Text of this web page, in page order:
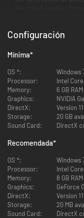
・ Set de creación de
・ Set de creación de
Configuración
Mínima*
OS *:
Windows
Processor:
Intel
Memory:
6 GB RAM
Graphics:
NVIDIA
DirectX:
Version 11
Storage:
20 GB
Sound Card:
DirectX
Recomendada*
OS *:
Windows
Processor:
Intel
Memory:
8 GB RAM
Graphics:
GeForce
DirectX:
Version 11
Storage:
20 MB
Sound Card:
DirectX